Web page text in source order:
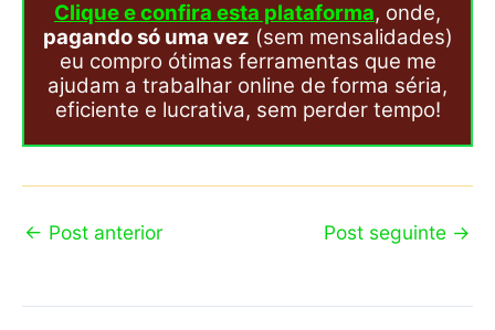
Clique e confira esta plataforma, onde,
pagando só uma vez (sem mensalidades)
eu compro ótimas ferramentas que me
ajudam a trabalhar online de forma séria,
eficiente e lucrativa, sem perder tempo!
← Post anterior Post seguinte →